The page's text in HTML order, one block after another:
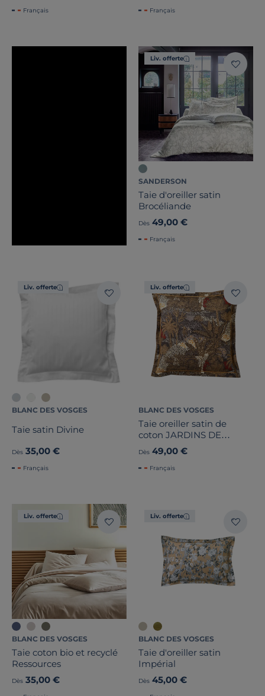
Français Français
Liv. offerte
SANDERSON
Taie d'oreiller satin
Brocéliande
Dès 49,00 €
Français
Liv. offerte
BLANC DES VOSGES
Taie satin Divine
Dès 35,00 €
Français
Liv. offerte
BLANC DES VOSGES
Taie oreiller satin de
coton JARDINS DE
BABYLONE
Dès 49,00 €
Français
Liv. offerte
BLANC DES VOSGES
Taie coton bio et recyclé
Ressources
Dès 35,00 €
Liv. offerte
BLANC DES VOSGES
Taie d'oreiller satin
Impérial
Dès 45,00 €